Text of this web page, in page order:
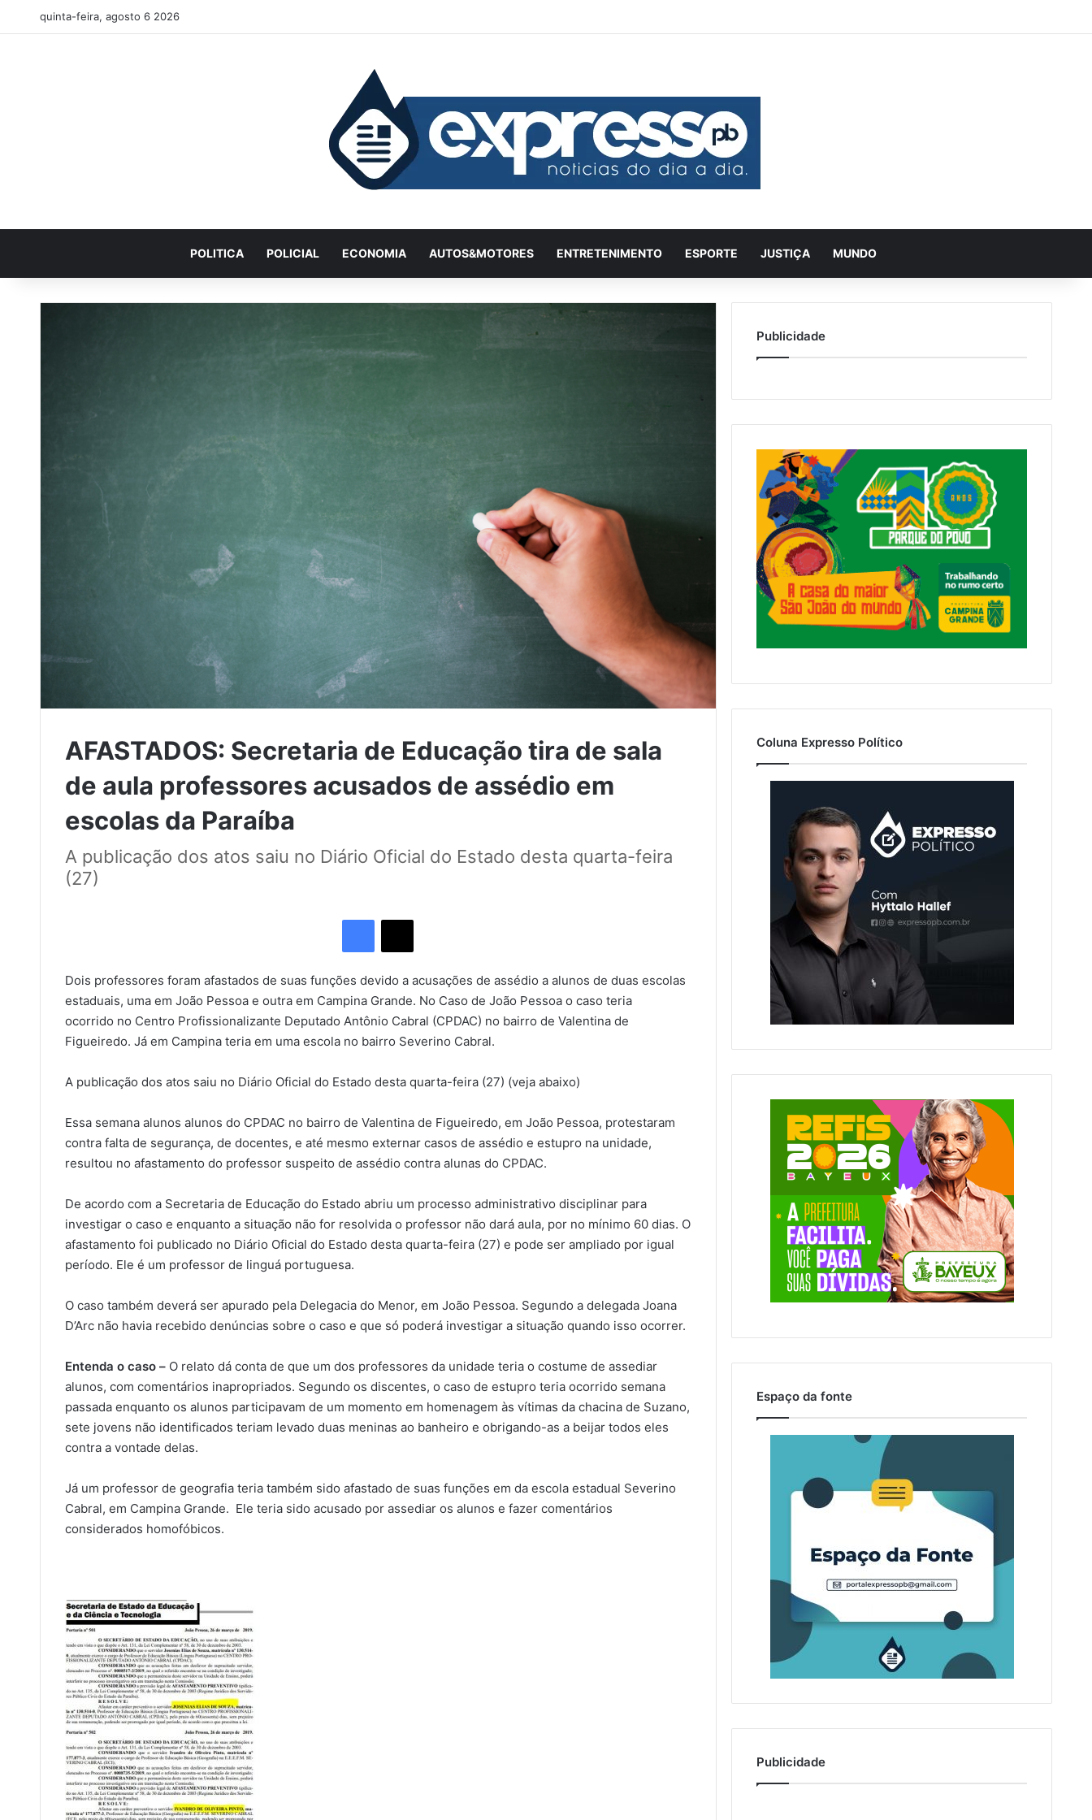
quinta-feira, agosto 6 2026
POLITICA POLICIAL ECONOMIA AUTOS&MOTORES ENTRETENIMENTO ESPORTE JUSTIÇA MUNDO
AFASTADOS: Secretaria de Educação tira de sala
de aula professores acusados de assédio em
escolas da Paraíba
A publicação dos atos saiu no Diário Oficial do Estado desta quarta-feira
(27)
Dois professores foram afastados de suas funções devido a acusações de assédio a alunos de duas escolas
estaduais, uma em João Pessoa e outra em Campina Grande. No Caso de João Pessoa o caso teria
ocorrido no Centro Profissionalizante Deputado Antônio Cabral (CPDAC) no bairro de Valentina de
Figueiredo. Já em Campina teria em uma escola no bairro Severino Cabral.
A publicação dos atos saiu no Diário Oficial do Estado desta quarta-feira (27) (veja abaixo)
Essa semana alunos alunos do CPDAC no bairro de Valentina de Figueiredo, em João Pessoa, protestaram
contra falta de segurança, de docentes, e até mesmo externar casos de assédio e estupro na unidade,
resultou no afastamento do professor suspeito de assédio contra alunas do CPDAC.
De acordo com a Secretaria de Educação do Estado abriu um processo administrativo disciplinar para
investigar o caso e enquanto a situação não for resolvida o professor não dará aula, por no mínimo 60 dias. O
afastamento foi publicado no Diário Oficial do Estado desta quarta-feira (27) e pode ser ampliado por igual
período. Ele é um professor de linguá portuguesa.
O caso também deverá ser apurado pela Delegacia do Menor, em João Pessoa. Segundo a delegada Joana
D’Arc não havia recebido denúncias sobre o caso e que só poderá investigar a situação quando isso ocorrer.
Entenda o caso –O relato dá conta de que um dos professores da unidade teria o costume de assediar
alunos, com comentários inapropriados. Segundo os discentes, o caso de estupro teria ocorrido semana
passada enquanto os alunos participavam de um momento em homenagem às vítimas da chacina de Suzano,
sete jovens não identificados teriam levado duas meninas ao banheiro e obrigando-as a beijar todos eles
contra a vontade delas.
Já um professor de geografia teria também sido afastado de suas funções em da escola estadual Severino
Cabral, em Campina Grande. Ele teria sido acusado por assediar os alunos e fazer comentários
considerados homofóbicos.
Publicidade
Coluna Expresso Político
Espaço da fonte
Publicidade